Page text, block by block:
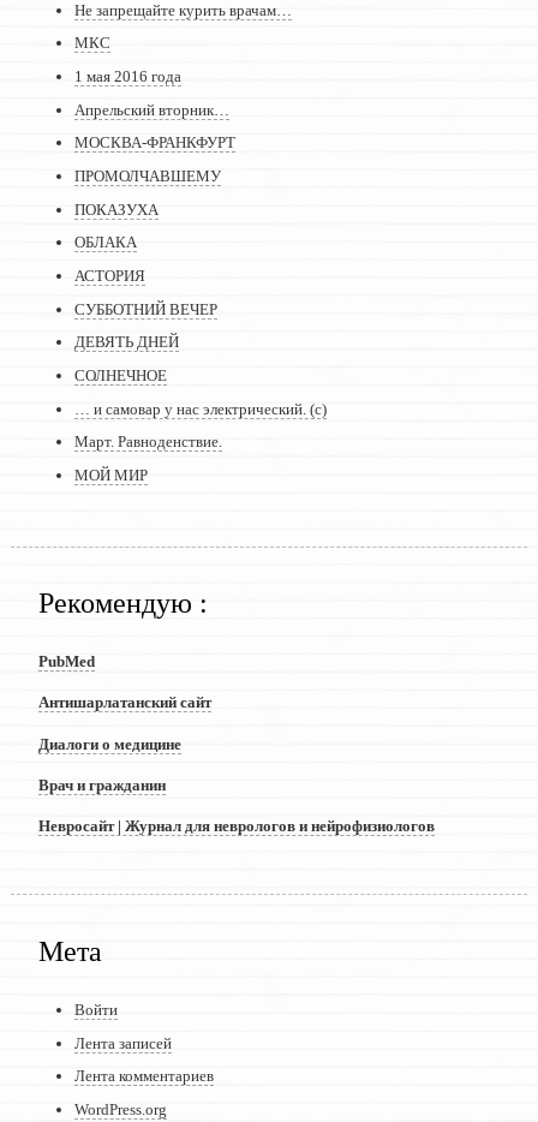
Не запрещайте курить врачам…
МКС
1 мая 2016 года
Апрельский вторник…
МОСКВА-ФРАНКФУРТ
ПРОМОЛЧАВШЕМУ
ПОКАЗУХА
ОБЛАКА
АСТОРИЯ
СУББОТНИЙ ВЕЧЕР
ДЕВЯТЬ ДНЕЙ
СОЛНЕЧНОЕ
… и самовар у нас электрический. (с)
Март. Равноденствие.
МОЙ МИР
Рекомендую :
PubMed
Антишарлатанский сайт
Диалоги о медицине
Врач и гражданин
Невросайт | Журнал для неврологов и нейрофизиологов
Мета
Войти
Лента записей
Лента комментариев
WordPress.org